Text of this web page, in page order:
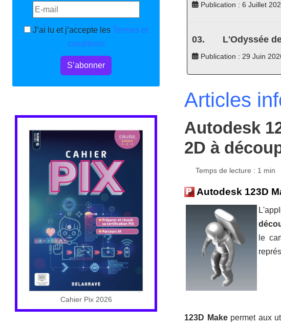
J’ai lu et j’accepte les Termes et
conditions
S’abonner
Cahier Pix 2026
Publication : 6 Juillet
L'Odyssée
Publication : 29 Juin
Articles
Autodesk
2D à
Temps de lecture : 1 min
Autodesk 123D
le
123D Makepermet aux